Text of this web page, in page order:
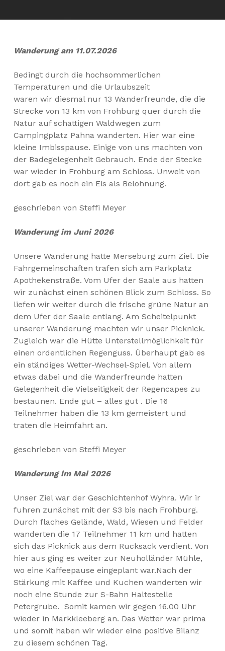
Wanderung am 11.07.2026
Bedingt durch die hochsommerlichen
Temperaturen und die Urlaubszeit
waren wir diesmal nur 13 Wanderfreunde, die die
Strecke von 13 km von Frohburg quer durch die
Natur auf schattigen Waldwegen zum
Campingplatz Pahna wanderten. Hier war eine
kleine Imbisspause. Einige von uns machten von
der Badegelegenheit Gebrauch. Ende der Stecke
war wieder in Frohburg am Schloss. Unweit von
dort gab es noch ein Eis als Belohnung.
geschrieben von Steffi Meyer
Wanderung im Juni 2026
Unsere Wanderung hatte Merseburg zum Ziel. Die
Fahrgemeinschaften trafen sich am Parkplatz
Apothekenstraße. Vom Ufer der Saale aus hatten
wir zunächst einen schönen Blick zum Schloss. So
liefen wir weiter durch die frische grüne Natur an
dem Ufer der Saale entlang. Am Scheitelpunkt
unserer Wanderung machten wir unser Picknick.
Zugleich war die Hütte Unterstellmöglichkeit für
einen ordentlichen Regenguss. Überhaupt gab es
ein ständiges Wetter-Wechsel-Spiel. Von allem
etwas dabei und die Wanderfreunde hatten
Gelegenheit die Vielseitigkeit der Regencapes zu
bestaunen. Ende gut – alles gut . Die 16
Teilnehmer haben die 13 km gemeistert und
traten die Heimfahrt an.
geschrieben von Steffi Meyer
Wanderung im Mai 2026
Unser Ziel war der Geschichtenhof Wyhra. Wir ir
fuhren zunächst mit der S3 bis nach Frohburg.
Durch flaches Gelände, Wald, Wiesen und Felder
wanderten die 17 Teilnehmer 11 km und hatten
sich das Picknick aus dem Rucksack verdient. Von
hier aus ging es weiter zur Neuholländer Mühle,
wo eine Kaffeepause eingeplant war.Nach der
Stärkung mit Kaffee und Kuchen wanderten wir
noch eine Stunde zur S-Bahn Haltestelle
Petergrube. Somit kamen wir gegen 16.00 Uhr
wieder in Markkleeberg an. Das Wetter war prima
und somit haben wir wieder eine positive Bilanz
zu diesem schönen Tag.